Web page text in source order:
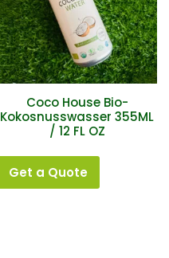
Coco House Bio-
Kokosnusswasser 355ML
/ 12 FL OZ
Get a Quote